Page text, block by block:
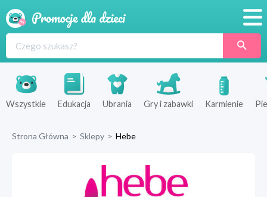
Produkty
Sklepy
Wszystkie Edukacja Ubrania Gry i zabawki Karmienie
Strona Główna > Sklepy > Hebe